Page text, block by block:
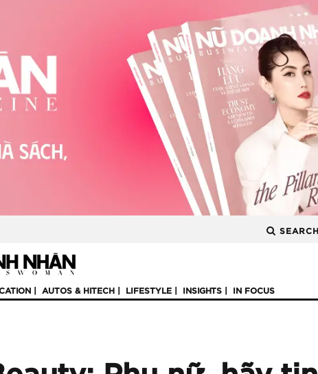
SEARCH
AUTOS & HITECH LIFESTYLE INSIGHTS IN FOCUS